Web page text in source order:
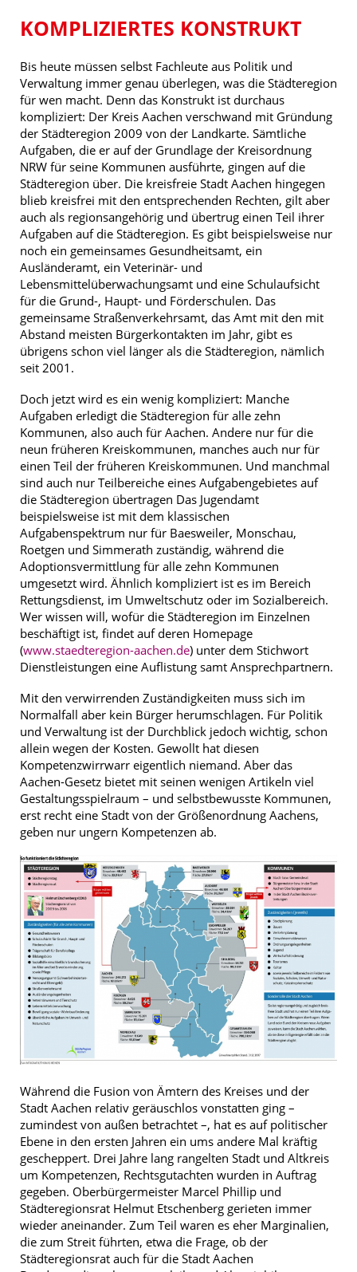
KOMPLIZIERTES KONSTRUKT
Bis heute müssen selbst Fachleute aus Politik und
Verwaltung immer genau überlegen, was die Städteregion
für wen macht. Denn das Konstrukt ist durchaus
kompliziert: Der Kreis Aachen verschwand mit Gründung
der Städteregion 2009 von der Landkarte. Sämtliche
Aufgaben, die er auf der Grundlage der Kreisordnung
NRW für seine Kommunen ausführte, gingen auf die
Städteregion über. Die kreisfreie Stadt Aachen hingegen
blieb kreisfrei mit den entsprechenden Rechten, gilt aber
auch als regionsangehörig und übertrug einen Teil ihrer
Aufgaben auf die Städteregion. Es gibt beispielsweise nur
noch ein gemeinsames Gesundheitsamt, ein
Ausländeramt, ein Veterinär- und
Lebensmittelüberwachungsamt und eine Schulaufsicht
für die Grund-, Haupt- und Förderschulen. Das
gemeinsame Straßenverkehrsamt, das Amt mit den mit
Abstand meisten Bürgerkontakten im Jahr, gibt es
übrigens schon viel länger als die Städteregion, nämlich
seit 2001.
Doch jetzt wird es ein wenig kompliziert: Manche
Aufgaben erledigt die Städteregion für alle zehn
Kommunen, also auch für Aachen. Andere nur für die
neun früheren Kreiskommunen, manches auch nur für
einen Teil der früheren Kreiskommunen. Und manchmal
sind auch nur Teilbereiche eines Aufgabengebietes auf
die Städteregion übertragen Das Jugendamt
beispielsweise ist mit dem klassischen
Aufgabenspektrum nur für Baesweiler, Monschau,
Roetgen und Simmerath zuständig, während die
Adoptionsvermittlung für alle zehn Kommunen
umgesetzt wird. Ähnlich kompliziert ist es im Bereich
Rettungsdienst, im Umweltschutz oder im Sozialbereich.
Wer wissen will, wofür die Städteregion im Einzelnen
beschäftigt ist, findet auf deren Homepage
(www.staedteregion-aachen.de) unter dem Stichwort
Dienstleistungen eine Auflistung samt Ansprechpartnern.
Mit den verwirrenden Zuständigkeiten muss sich im
Normalfall aber kein Bürger herumschlagen. Für Politik
und Verwaltung ist der Durchblick jedoch wichtig, schon
allein wegen der Kosten. Gewollt hat diesen
Kompetenzwirrwarr eigentlich niemand. Aber das
Aachen-Gesetz bietet mit seinen wenigen Artikeln viel
Gestaltungsspielraum – und selbstbewusste Kommunen,
erst recht eine Stadt von der Größenordnung Aachens,
geben nur ungern Kompetenzen ab.
Während die Fusion von Ämtern des Kreises und der
Stadt Aachen relativ geräuschlos vonstatten ging –
zumindest von außen betrachtet –, hat es auf politischer
Ebene in den ersten Jahren ein ums andere Mal kräftig
gescheppert. Drei Jahre lang rangelten Stadt und Altkreis
um Kompetenzen, Rechtsgutachten wurden in Auftrag
gegeben. Oberbürgermeister Marcel Phillip und
Städteregionsrat Helmut Etschenberg gerieten immer
wieder aneinander. Zum Teil waren es eher Marginalien,
die zum Streit führten, etwa die Frage, ob der
Städteregionsrat auch für die Stadt Aachen